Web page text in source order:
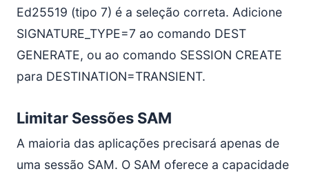
Ed25519 (tipo 7) é a seleção correta. Adicione
SIGNATURE_TYPE=7 ao comando DEST
GENERATE, ou ao comando SESSION CREATE
para DESTINATION=TRANSIENT.
Limitar Sessões SAM
A maioria das aplicações precisará apenas de
uma sessão SAM. O SAM oferece a capacidade